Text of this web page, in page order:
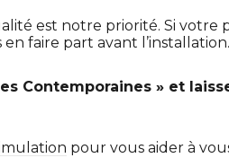
est notre priorité. Si votre
faire part avant l’installation.
Contemporaines » et
pour vous aider à